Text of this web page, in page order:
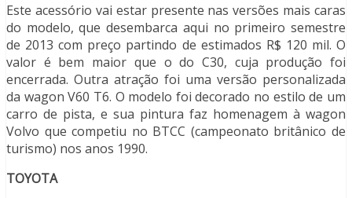
Este acessório vai estar presente nas versões mais caras
do modelo, que desembarca aqui no primeiro semestre
de 2013 com preço partindo de estimados R$ 120 mil. O
valor é bem maior que o do C30, cuja produção foi
encerrada. Outra atração foi uma versão personalizada
da wagon V60 T6. O modelo foi decorado no estilo de um
carro de pista, e sua pintura faz homenagem à wagon
Volvo que competiu no BTCC (campeonato britânico de
turismo) nos anos 1990.
TOYOTA